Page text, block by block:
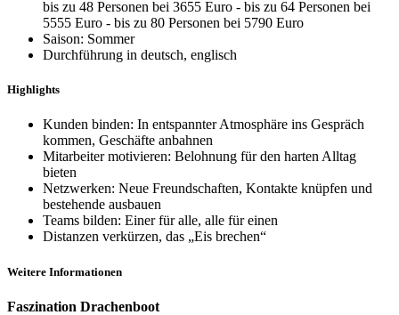
bis zu 48 Personen bei 3655 Euro - bis zu 64 Personen bei
5555 Euro - bis zu 80 Personen bei 5790 Euro
Saison: Sommer
Durchführung in deutsch, englisch
Highlights
Kunden binden: In entspannter Atmosphäre ins Gespräch
kommen, Geschäfte anbahnen
Mitarbeiter motivieren: Belohnung für den harten Alltag
bieten
Netzwerken: Neue Freundschaften, Kontakte knüpfen und
bestehende ausbauen
Teams bilden: Einer für alle, alle für einen
Distanzen verkürzen, das „Eis brechen“
Weitere Informationen
Faszination Drachenboot